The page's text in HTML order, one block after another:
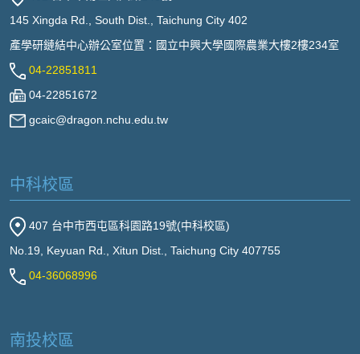
145 Xingda Rd., South Dist., Taichung City 402
產學研鏈結中心辦公室位置：國立中興大學國際農業大樓2樓234室
04-22851811
04-22851672
gcaic@dragon.nchu.edu.tw
中科校區
407 台中市西屯區科園路19號(中科校區)
No.19, Keyuan Rd., Xitun Dist., Taichung City 407755
04-36068996
南投校區